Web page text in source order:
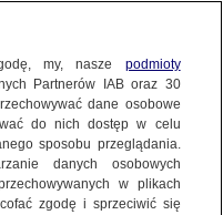
usług
my, nasze podmioty
Partnerów IAB oraz 30
dane osobowe
do nich dostęp w celu
sposobu przeglądania.
danych osobowych
w plikach
zgodę i sprzeciwić się